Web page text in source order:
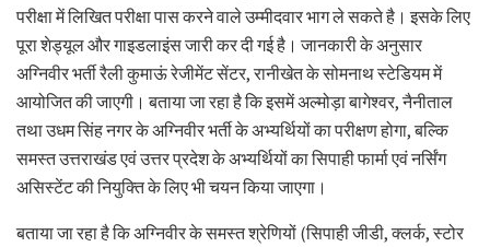
परीक्षा में लिखित परीक्षा पास करने वाले उम्मीदवार भाग ले सकते है। इसके लिए
पूरा शेड्यूल और गाइडलाइंस जारी कर दी गई है। जानकारी के अनुसार
अग्निवीर भर्ती रैली कुमाऊं रेजीमेंट सेंटर, रानीखेत के सोमनाथ स्टेडियम में
आयोजित की जाएगी। बताया जा रहा है कि इसमें अल्मोड़ा बागेश्वर, नैनीताल
तथा उधम सिंह नगर के अग्निवीर भर्ती के अभ्यर्थियों का परीक्षण होगा, बल्कि
समस्त उत्तराखंड एवं उत्तर प्रदेश के अभ्यर्थियों का सिपाही फार्मा एवं नर्सिंग
असिस्टेंट की नियुक्ति के लिए भी चयन किया जाएगा।
बताया जा रहा है कि अग्निवीर के समस्त श्रेणियों (सिपाही जीडी, क्लर्क, स्टोर